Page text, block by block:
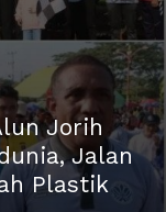
Jorih
Jalan
Plastik